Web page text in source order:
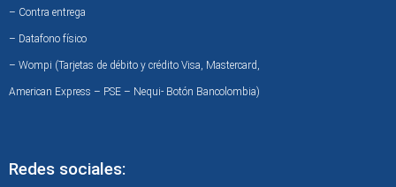
– Contra entrega
– Datafono físico
– Wompi (Tarjetas de débito y crédito Visa, Mastercard,
American Express – PSE – Nequi- Botón Bancolombia)
Redes sociales: